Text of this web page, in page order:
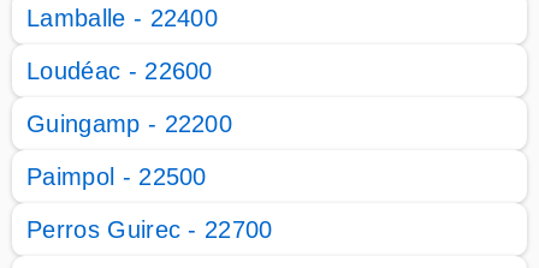
Lamballe - 22400
Loudéac - 22600
Guingamp - 22200
Paimpol - 22500
Perros Guirec - 22700